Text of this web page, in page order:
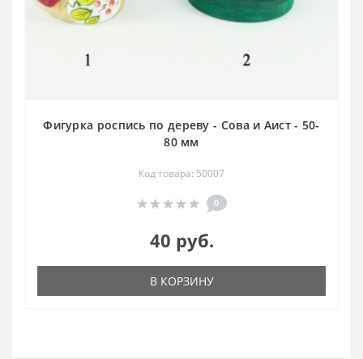
Фигурка роспись по дереву - Сова и Аист - 50-
80 мм
Код товара: 50007
0
40 руб.
В КОРЗИНУ